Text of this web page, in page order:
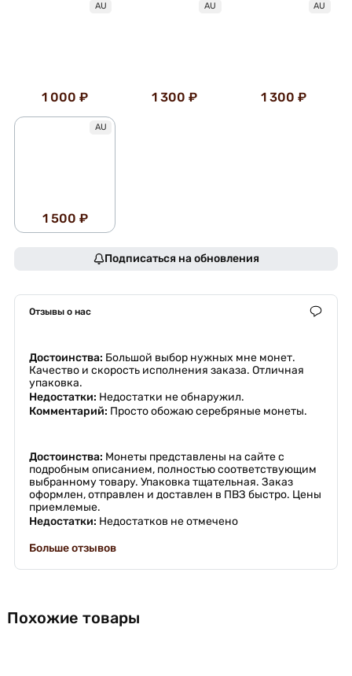
AU
1 000 ₽
AU
1 300 ₽
AU
1 300 ₽
AU
1 500 ₽
Подписаться на обновления
Отзывы о нас
Достоинства: Большой выбор нужных мне монет.
Качество и скорость исполнения заказа. Отличная
упаковка.
Недостатки: Недостатки не обнаружил.
Комментарий: Просто обожаю серебряные монеты.
Достоинства: Монеты представлены на сайте с
подробным описанием, полностью соответствующим
выбранному товару. Упаковка тщательная. Заказ
оформлен, отправлен и доставлен в ПВЗ быстро. Цены
приемлемые.
Недостатки: Недостатков не отмечено
Больше отзывов
Похожие товары